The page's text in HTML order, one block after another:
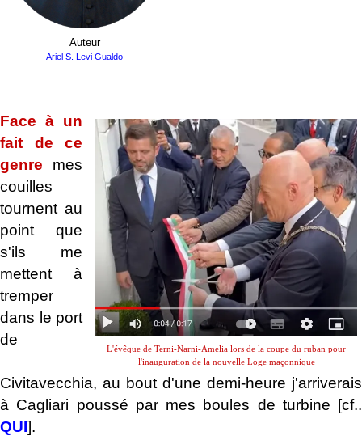
Auteur
Ariel S. Levi Gualdo
L'évêque de Terni-Narni-Amelia lors de la coupe du ruban pour
l'inauguration de la nouvelle Loge maçonnique
Face à un
fait de ce
genre mes
couilles
tournent au
point que
s'ils me
mettent à
tremper
dans le port
de
Civitavecchia, au bout d'une demi-heure j'arriverais
à Cagliari poussé par mes boules de turbine [cf..
QUI].